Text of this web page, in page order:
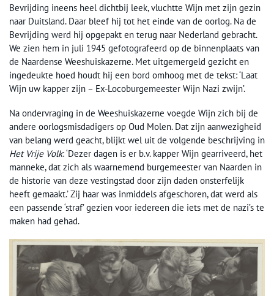
Bevrijding ineens heel dichtbij leek, vluchtte Wijn met zijn gezin
naar Duitsland. Daar bleef hij tot het einde van de oorlog. Na de
Bevrijding werd hij opgepakt en terug naar Nederland gebracht.
We zien hem in juli 1945 gefotografeerd op de binnenplaats van
de Naardense Weeshuiskazerne. Met uitgemergeld gezicht en
ingedeukte hoed houdt hij een bord omhoog met de tekst: ‘Laat
Wijn uw kapper zijn – Ex-Locoburgemeester Wijn Nazi zwijn’.
Na ondervraging in de Weeshuiskazerne voegde Wijn zich bij de
andere oorlogsmisdadigers op Oud Molen. Dat zijn aanwezigheid
van belang werd geacht, blijkt wel uit de volgende beschrijving in
Het Vrije Volk: ‘Dezer dagen is er b.v. kapper Wijn gearriveerd, het
manneke, dat zich als waarnemend burgemeester van Naarden in
de historie van deze vestingstad door zijn daden onsterfelijk
heeft gemaakt.’ Zij haar was inmiddels afgeschoren, dat werd als
een passende ‘straf’ gezien voor iedereen die iets met de nazi’s te
maken had gehad.